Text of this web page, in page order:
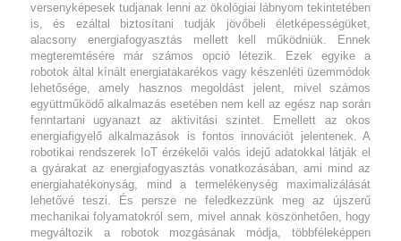
versenyképesek tudjanak lenni az ökológiai lábnyom tekintetében
is, és ezáltal biztosítani tudják jövőbeli életképességüket,
alacsony energiafogyasztás mellett kell működniük. Ennek
megteremtésére már számos opció létezik. Ezek egyike a
robotok által kínált energiatakarékos vagy készenléti üzemmódok
lehetősége, amely hasznos megoldást jelent, mivel számos
együttműködő alkalmazás esetében nem kell az egész nap során
fenntartani ugyanazt az aktivitási szintet. Emellett az okos
energiafigyelő alkalmazások is fontos innovációt jelentenek. A
robotikai rendszerek IoT érzékelői valós idejű adatokkal látják el
a gyárakat az energiafogyasztás vonatkozásában, ami mind az
energiahatékonyság, mind a termelékenység maximalizálását
lehetővé teszi. És persze ne feledkezzünk meg az újszerű
mechanikai folyamatokról sem, mivel annak köszönhetően, hogy
megváltozik a robotok mozgásának módja, többféleképpen